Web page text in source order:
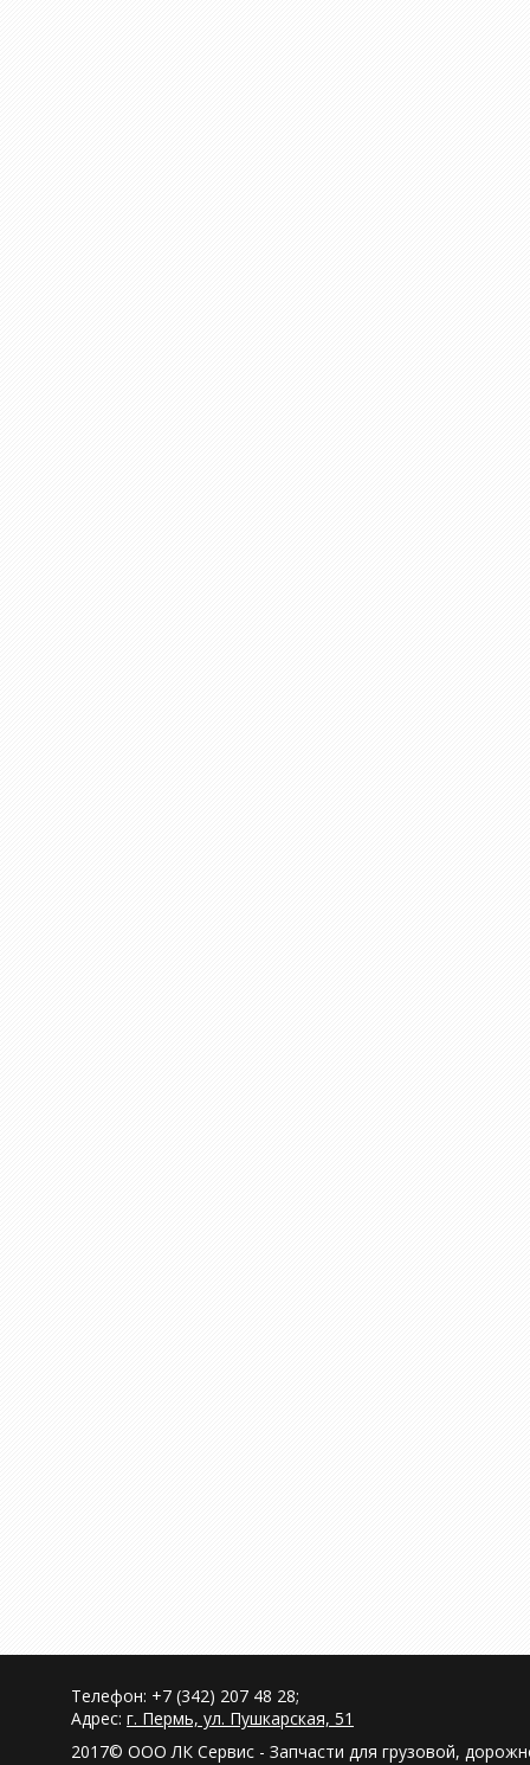
Телефон: +7 (342) 207 48 28;
Адрес: г. Пермь, ул. Пушкарская, 51
2017© ООО ЛК Сервис - Запчасти для грузовой,